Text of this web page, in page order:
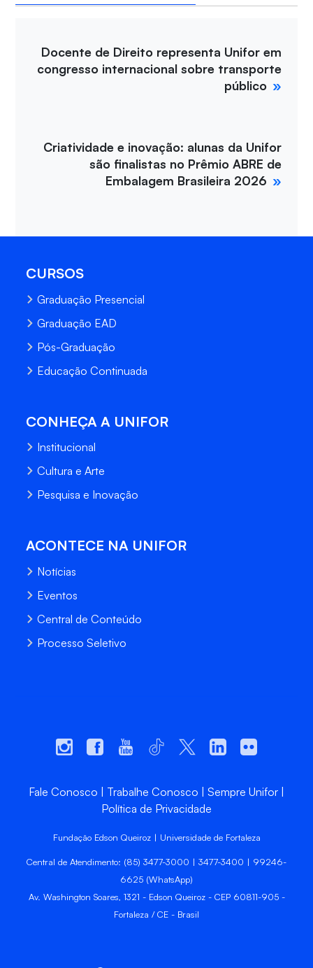
Docente de Direito representa Unifor em
congresso internacional sobre transporte
público
Criatividade e inovação: alunas da Unifor
são finalistas no Prêmio ABRE de
Embalagem Brasileira 2026
CURSOS
Graduação Presencial
Graduação EAD
Pós-Graduação
Educação Continuada
CONHEÇA A UNIFOR
Institucional
Cultura e Arte
Pesquisa e Inovação
ACONTECE NA UNIFOR
Notícias
Eventos
Central de Conteúdo
Processo Seletivo
Fale Conosco Trabalhe Conosco
Sempre Unifor
Política de Privacidade
Fundação Edson Queiroz | Universidade de Fortaleza
Central de Atendimento: (85) 3477-3000 | 3477-3400 | 99246-
6625 (WhatsApp)
Av. Washington Soares, 1321 - Edson Queiroz - CEP 60811-905 -
Fortaleza / CE - Brasil